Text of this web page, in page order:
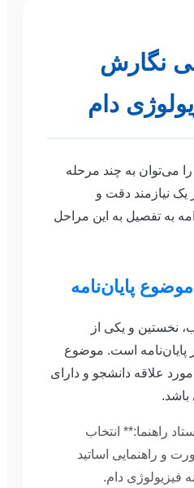
نگارش
دام
را می‌توان به چند مرحله
نیازمند دقت و
به تفصیل به این مراحل
نخستین و یکی از
پایان‌نامه است. موضوع
مورد علاقه دانشجو و دارای
باشد.
راهنما:** انتخاب
و راهنمایی اساتید
فیزیولوژی دام.